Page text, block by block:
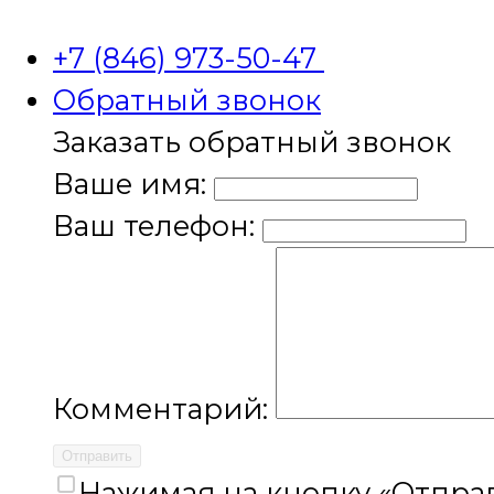
+7 (846) 973-50-47
Обратный звонок
Заказать обратный звонок
Ваше имя:
Ваш телефон:
Комментарий:
Отправить